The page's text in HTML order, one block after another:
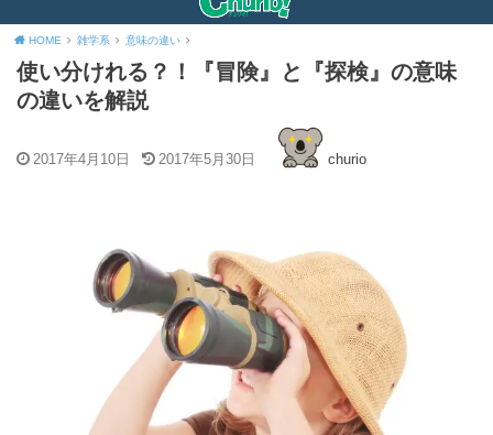
HOME 雑学系 意味の違い
使い分けれる？！『冒険』と『探検』の意味
の違いを解説
2017年4月10日 2017年5月30日 churio